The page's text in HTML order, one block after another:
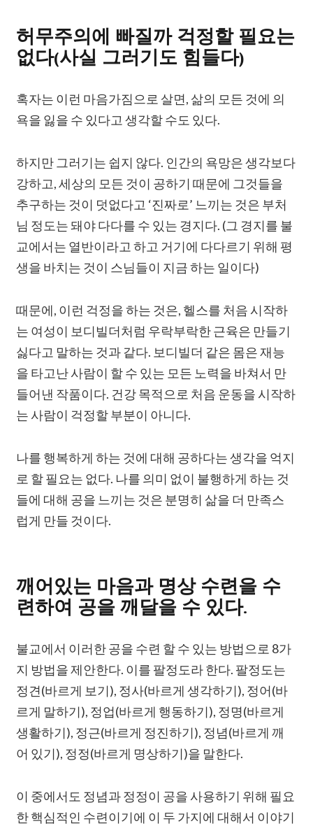
허무주의에 빠질까 걱정할 필요는
없다(사실 그러기도 힘들다)
혹자는 이런 마음가짐으로 살면, 삶의 모든 것에 의
욕을 잃을 수 있다고 생각할 수도 있다.
하지만 그러기는 쉽지 않다. 인간의 욕망은 생각보다
강하고, 세상의 모든 것이 공하기 때문에 그것들을
추구하는 것이 덧없다고 ‘진짜로’ 느끼는 것은 부처
님 정도는 돼야 다다를 수 있는 경지다. (그 경지를 불
교에서는 열반이라고 하고 거기에 다다르기 위해 평
생을 바치는 것이 스님들이 지금 하는 일이다)
때문에, 이런 걱정을 하는 것은, 헬스를 처음 시작하
는 여성이 보디빌더처럼 우락부락한 근육은 만들기
싫다고 말하는 것과 같다. 보디빌더 같은 몸은 재능
을 타고난 사람이 할 수 있는 모든 노력을 바쳐서 만
들어낸 작품이다. 건강 목적으로 처음 운동을 시작하
는 사람이 걱정할 부분이 아니다.
나를 행복하게 하는 것에 대해 공하다는 생각을 억지
로 할 필요는 없다. 나를 의미 없이 불행하게 하는 것
들에 대해 공을 느끼는 것은 분명히 삶을 더 만족스
럽게 만들 것이다.
깨어있는 마음과 명상 수련을 수
련하여 공을 깨달을 수 있다.
불교에서 이러한 공을 수련 할 수 있는 방법으로 8가
지 방법을 제안한다. 이를 팔정도라 한다. 팔정도는
정견(바르게 보기), 정사(바르게 생각하기), 정어(바
르게 말하기), 정업(바르게 행동하기), 정명(바르게
생활하기), 정근(바르게 정진하기), 정념(바르게 깨
어 있기), 정정(바르게 명상하기)을 말한다.
이 중에서도 정념과 정정이 공을 사용하기 위해 필요
한 핵심적인 수련이기에 이 두 가지에 대해서 이야기